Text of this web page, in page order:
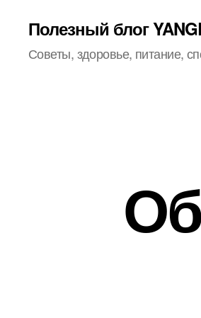
Полезный блог
Советы, здоровье, питание,